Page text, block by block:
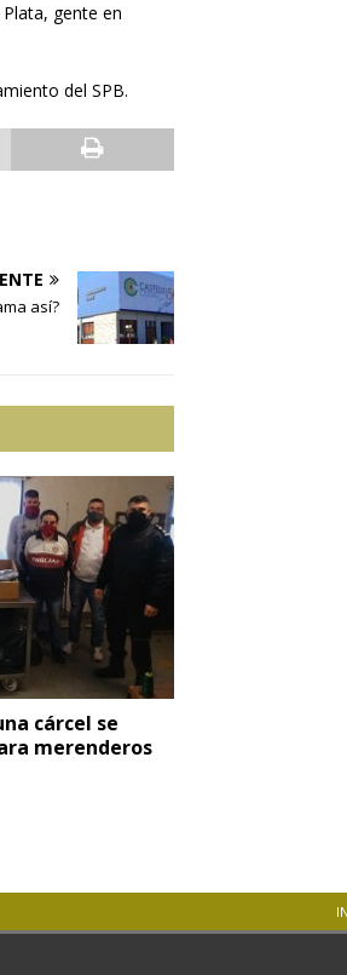
gente en
del SPB.
así?
cárcel se
merenderos